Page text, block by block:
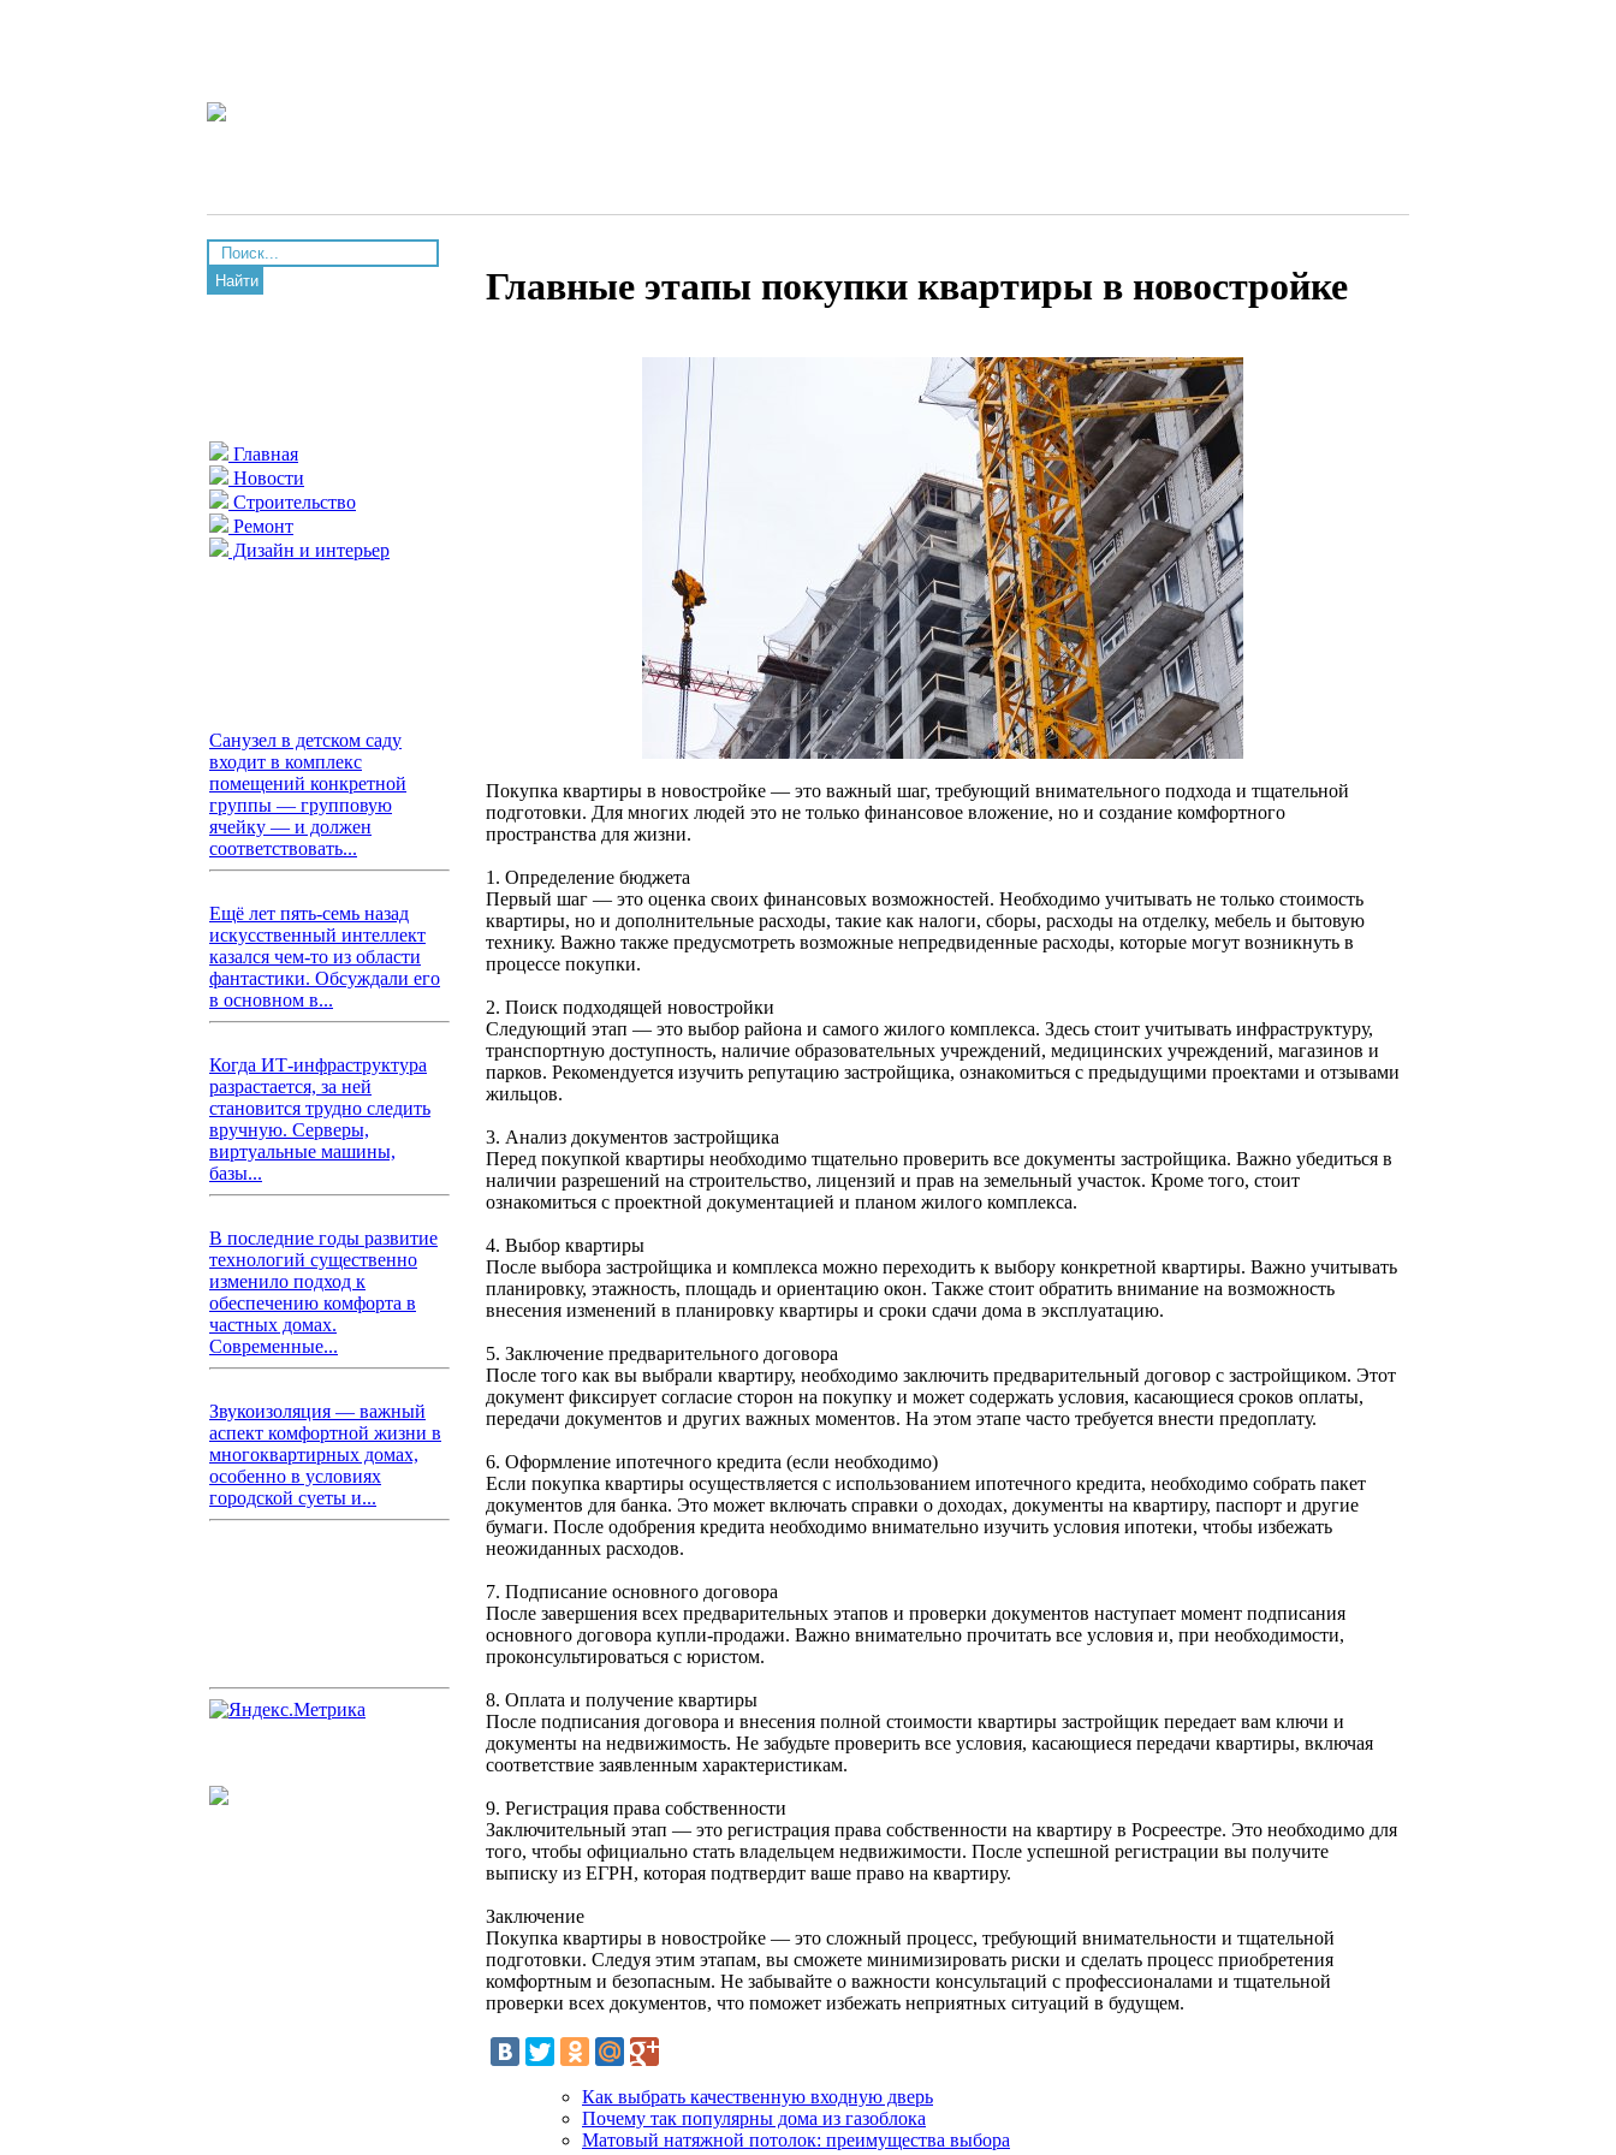
Найти
Главная
Новости
Строительство
Ремонт
Дизайн и интерьер
Санузел в детском саду
входит в комплекс
помещений конкретной
группы — групповую
ячейку — и должен
соответствовать...
Ещё лет пять-семь назад
искусственный интеллект
казался чем-то из области
фантастики. Обсуждали его
в основном в...
Когда ИТ-инфраструктура
разрастается, за ней
становится трудно следить
вручную. Серверы,
виртуальные машины,
базы...
В последние годы развитие
технологий существенно
изменило подход к
обеспечению комфорта в
частных домах.
Современные...
Звукоизоляция — важный
аспект комфортной жизни в
многоквартирных домах,
особенно в условиях
городской суеты и...
Главные этапы покупки квартиры в новостройке
Покупка квартиры в новостройке — это важный шаг, требующий внимательного подхода и тщательной
подготовки. Для многих людей это не только финансовое вложение, но и создание комфортного
пространства для жизни.
1. Определение бюджета
Первый шаг — это оценка своих финансовых возможностей. Необходимо учитывать не только стоимость
квартиры, но и дополнительные расходы, такие как налоги, сборы, расходы на отделку, мебель и бытовую
технику. Важно также предусмотреть возможные непредвиденные расходы, которые могут возникнуть в
процессе покупки.
2. Поиск подходящей новостройки
Следующий этап — это выбор района и самого жилого комплекса. Здесь стоит учитывать инфраструктуру,
транспортную доступность, наличие образовательных учреждений, медицинских учреждений, магазинов и
парков. Рекомендуется изучить репутацию застройщика, ознакомиться с предыдущими проектами и отзывами
жильцов.
3. Анализ документов застройщика
Перед покупкой квартиры необходимо тщательно проверить все документы застройщика. Важно убедиться в
наличии разрешений на строительство, лицензий и прав на земельный участок. Кроме того, стоит
ознакомиться с проектной документацией и планом жилого комплекса.
4. Выбор квартиры
После выбора застройщика и комплекса можно переходить к выбору конкретной квартиры. Важно учитывать
планировку, этажность, площадь и ориентацию окон. Также стоит обратить внимание на возможность
внесения изменений в планировку квартиры и сроки сдачи дома в эксплуатацию.
5. Заключение предварительного договора
После того как вы выбрали квартиру, необходимо заключить предварительный договор с застройщиком. Этот
документ фиксирует согласие сторон на покупку и может содержать условия, касающиеся сроков оплаты,
передачи документов и других важных моментов. На этом этапе часто требуется внести предоплату.
6. Оформление ипотечного кредита (если необходимо)
Если покупка квартиры осуществляется с использованием ипотечного кредита, необходимо собрать пакет
документов для банка. Это может включать справки о доходах, документы на квартиру, паспорт и другие
бумаги. После одобрения кредита необходимо внимательно изучить условия ипотеки, чтобы избежать
неожиданных расходов.
7. Подписание основного договора
После завершения всех предварительных этапов и проверки документов наступает момент подписания
основного договора купли-продажи. Важно внимательно прочитать все условия и, при необходимости,
проконсультироваться с юристом.
8. Оплата и получение квартиры
После подписания договора и внесения полной стоимости квартиры застройщик передает вам ключи и
документы на недвижимость. Не забудьте проверить все условия, касающиеся передачи квартиры, включая
соответствие заявленным характеристикам.
9. Регистрация права собственности
Заключительный этап — это регистрация права собственности на квартиру в Росреестре. Это необходимо для
того, чтобы официально стать владельцем недвижимости. После успешной регистрации вы получите
выписку из ЕГРН, которая подтвердит ваше право на квартиру.
Заключение
Покупка квартиры в новостройке — это сложный процесс, требующий внимательности и тщательной
подготовки. Следуя этим этапам, вы сможете минимизировать риски и сделать процесс приобретения
комфортным и безопасным. Не забывайте о важности консультаций с профессионалами и тщательной
проверки всех документов, что поможет избежать неприятных ситуаций в будущем.
Как выбрать качественную входную дверь
Почему так популярны дома из газоблока
Матовый натяжной потолок: преимущества выбора